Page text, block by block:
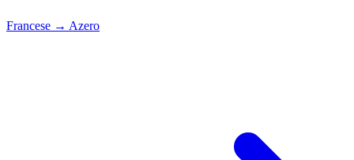
Francese → Azero